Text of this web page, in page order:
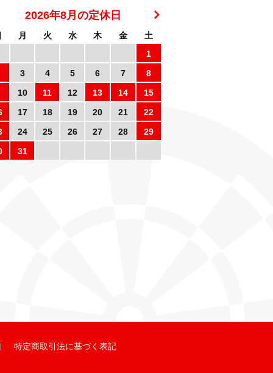
2026年8月の定休日
月 火 水 木 金
土
1
3
4 5 6 7
8
10
11 12 13 14
15
17 18 19 20 21
22
24 25 26 27 28
29
31
特定商取引法に基づく表記